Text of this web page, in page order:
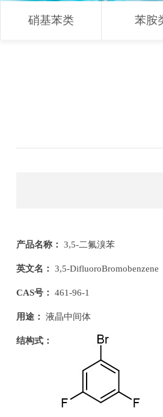
硝基苯类 苯胺
产品名称： 3,5-二氟溴苯
英文名： 3,5-DifluoroBromobenzene
CAS号： 461-96-1
用途： 液晶中间体
结构式：